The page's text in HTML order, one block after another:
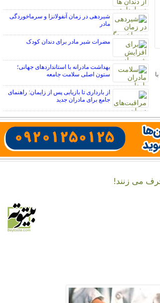
شیردهی در زمان آنفولانزا و سرماخوردگی
مادر
مضرات شیر مادر برای دندان کودک
بهداشت مادرانه با استانداردهای جهانی؛
ستون اصلی سلامت جامعه
از بارداری تا بازیابی پس از زایمان: راهنمای
جامع برای مادران جدید
می ‌زنند!